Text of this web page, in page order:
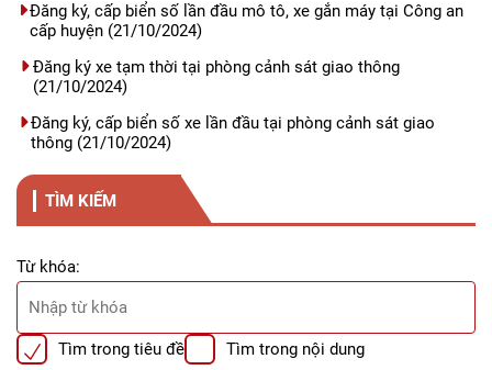
Đăng ký, cấp biển số lần đầu mô tô, xe gắn máy tại Công an
cấp huyện(21/10/2024)
Đăng ký xe tạm thời tại phòng cảnh sát giao thông
(21/10/2024)
Đăng ký, cấp biển số xe lần đầu tại phòng cảnh sát giao
thông(21/10/2024)
TÌM KIẾM
Từ khóa:
Tìm trong tiêu đề Tìm trong nội dung